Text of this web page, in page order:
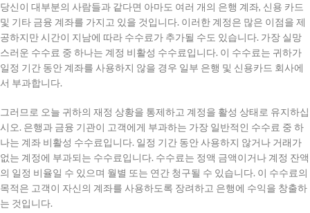
당신이 대부분의 사람들과 같다면 아마도 여러 개의 은행 계좌, 신용 카드
및 기타 금융 계좌를 가지고 있을 것입니다. 이러한 계정은 많은 이점을 제
공하지만 시간이 지남에 따라 수수료가 추가될 수도 있습니다. 가장 실망
스러운 수수료 중 하나는 계정 비활성 수수료입니다. 이 수수료는 귀하가
일정 기간 동안 계좌를 사용하지 않을 경우 일부 은행 및 신용카드 회사에
서 부과합니다.
그러므로 오늘 귀하의 재정 상황을 통제하고 계정을 활성 상태로 유지하십
시오. 은행과 금융 기관이 고객에게 부과하는 가장 일반적인 수수료 중 하
나는 계좌 비활성 수수료입니다. 일정 기간 동안 사용하지 않거나 거래가
없는 계정에 부과되는 수수료입니다. 수수료는 정액 금액이거나 계정 잔액
의 일정 비율일 수 있으며 월별 또는 연간 청구될 수 있습니다. 이 수수료의
목적은 고객이 자신의 계좌를 사용하도록 장려하고 은행에 수익을 창출하
는 것입니다.